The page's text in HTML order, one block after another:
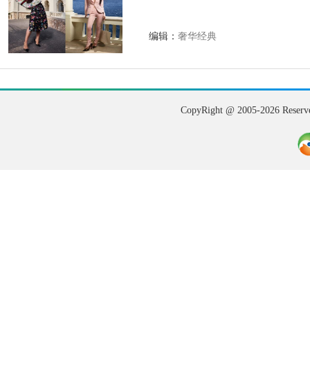
编辑： 奢华经典
CopyRight @ 2005-2026